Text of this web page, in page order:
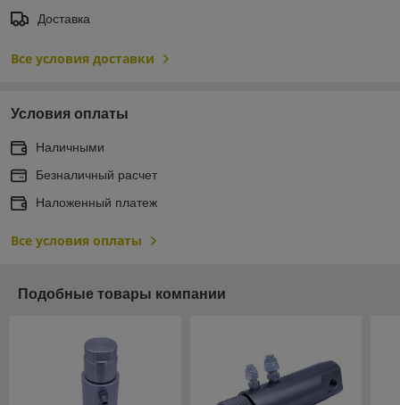
Доставка
Все условия доставки
Условия оплаты
Наличными
Безналичный расчет
Наложенный платеж
Все условия оплаты
Подобные товары компании